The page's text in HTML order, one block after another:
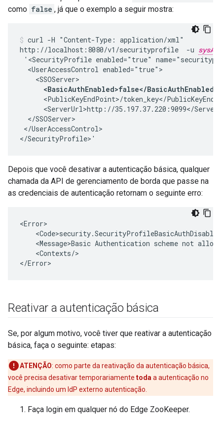
como false , já que o exemplo a seguir mostra:
curl -H "Content-Type: application/xml"
http://localhost:8080/v1/securityprofile  -u
'<SecurityProfile enabled="true"
  <UserAccessControl enabled="true">
    <SSOServer>
<BasicAuthEnabled>false</BasicAuthEnabled>
<PublicKeyEndPoint>/token_key</
<ServerUrl>http://35.197.37.220:9099</
  </SSOServer>
</UserAccessControl>
</SecurityProfile>'
Depois que você desativar a autenticação básica, qualquer
chamada da API de gerenciamento de borda que passe na
as credenciais de autenticação retornam o seguinte erro:
<Error>
<Message>Basic Authentication scheme not
    <Contexts/>
</Error>
Reativar a autenticação básica
Se, por algum motivo, você tiver que reativar a autenticação
básica, faça o seguinte: etapas:
ATENÇÃO: como parte da reativação da autenticação básica,
você precisa desativar temporariamente toda a autenticação no
Edge, incluindo um IdP externo autenticação.
Faça login em qualquer nó do Edge ZooKeeper.